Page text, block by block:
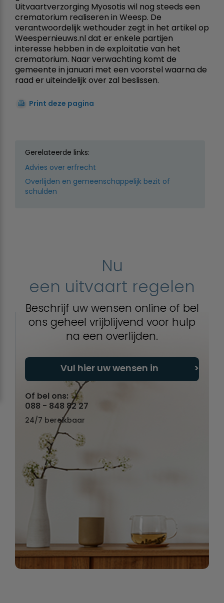
Uitvaartverzorging Myosotis wil nog steeds een
crematorium realiseren in Weesp. De
verantwoordelijk wethouder zegt in het artikel op
Weespernieuws.nl dat er enkele partijen
interesse hebben in de exploitatie van het
crematorium. Naar verwachting komt de
gemeente in januari met een voorstel waarna de
raad er uiteindelijk over zal beslissen.
Print deze pagina
Gerelateerde links:
Advies over erfrecht
Overlijden en gemeenschappelijk bezit of
schulden
Nu
een uitvaart regelen
Beschrijf uw wensen online of bel
ons geheel vrijblijvend voor hulp
na een overlijden.
Vul hier uw wensen in
Of bel ons:
088 - 848 82 27
24/7 bereikbaar